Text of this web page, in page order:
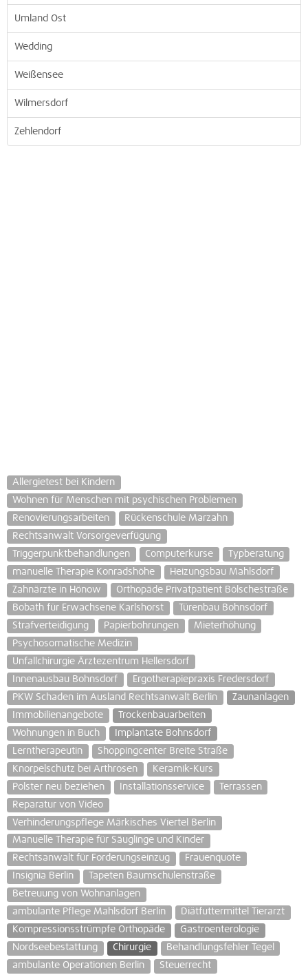
Umland Ost
Wedding
Weißensee
Wilmersdorf
Zehlendorf
Allergietest bei Kindern
Wohnen für Menschen mit psychischen Problemen
Renovierungsarbeiten
Rückenschule Marzahn
Rechtsanwalt Vorsorgeverfügung
Triggerpunktbehandlungen
Computerkurse
Typberatung
manuelle Therapie Konradshöhe
Heizungsbau Mahlsdorf
Zahnärzte in Hönow
Orthopäde Privatpatient Bölschestraße
Bobath für Erwachsene Karlshorst
Türenbau Bohnsdorf
Strafverteidigung
Papierbohrungen
Mieterhöhung
Psychosomatische Medizin
Unfallchirurgie Ärztezentrum Hellersdorf
Innenausbau Bohnsdorf
Ergotherapiepraxis Fredersdorf
PKW Schaden im Ausland Rechtsanwalt Berlin
Zaunanlagen
Immobilienangebote
Trockenbauarbeiten
Wohnungen in Buch
Implantate Bohnsdorf
Lerntherapeutin
Shoppingcenter Breite Straße
Knorpelschutz bei Arthrosen
Keramik-Kurs
Polster neu beziehen
Installationsservice
Terrassen
Reparatur von Video
Verhinderungspflege Märkisches Viertel Berlin
Manuelle Therapie für Säuglinge und Kinder
Rechtsanwalt für Forderungseinzug
Frauenquote
Insignia Berlin
Tapeten Baumschulenstraße
Betreuung von Wohnanlagen
ambulante Pflege Mahlsdorf Berlin
Diätfuttermittel Tierarzt
Kompressionsstrümpfe Orthopäde
Gastroenterologie
Nordseebestattung
Chirurgie
Behandlungsfehler Tegel
ambulante Operationen Berlin
Steuerrecht